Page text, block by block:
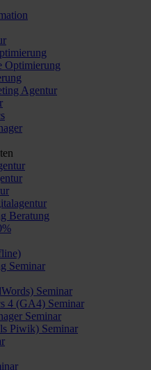
Optimierung
Agentur
Beratung
Seminar
Seminar
4 (GA4) Seminar
Seminar
Piwik) Seminar